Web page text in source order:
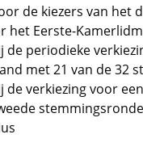
de kiezers van het
het Eerste-
de periodieke
met 21 van de 32
de verkiezing voor